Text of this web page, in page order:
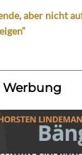
aber nicht
Werbung